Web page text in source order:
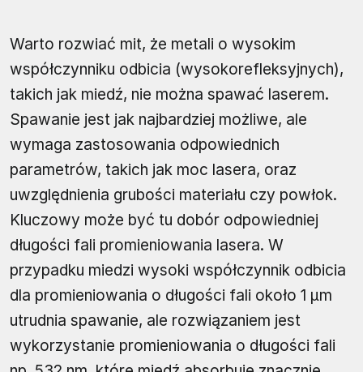
Warto rozwiać mit, że metali o wysokim
współczynniku odbicia (wysokorefleksyjnych),
takich jak miedź, nie można spawać laserem.
Spawanie jest jak najbardziej możliwe, ale
wymaga zastosowania odpowiednich
parametrów, takich jak moc lasera, oraz
uwzględnienia grubości materiału czy powłok.
Kluczowy może być tu dobór odpowiedniej
długości fali promieniowania lasera. W
przypadku miedzi wysoki współczynnik odbicia
dla promieniowania o długości fali około 1 μm
utrudnia spawanie, ale rozwiązaniem jest
wykorzystanie promieniowania o długości fali